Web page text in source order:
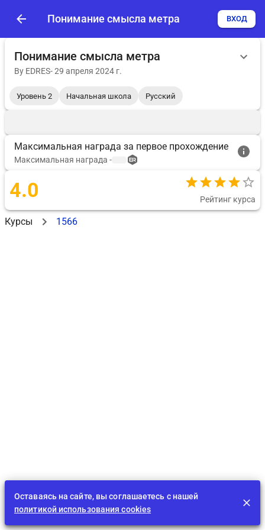
Понимание смысла метра ВХОД
Понимание смысла метра
By EDRES-29 апреля 2024 г.
Уровень 2 Начальная школа Русский
Максимальная награда за первое прохождение
Максимальная награда -
4.0 Рейтинг курса
Курсы 1566
Оставаясь на сайте, вы соглашаетесь с нашей
политикой использования cookies